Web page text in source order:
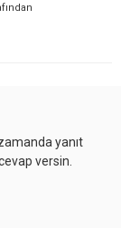
yanıt
versin.